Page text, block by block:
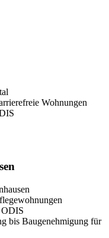
Wohnungen
bis Baugenehmigung für